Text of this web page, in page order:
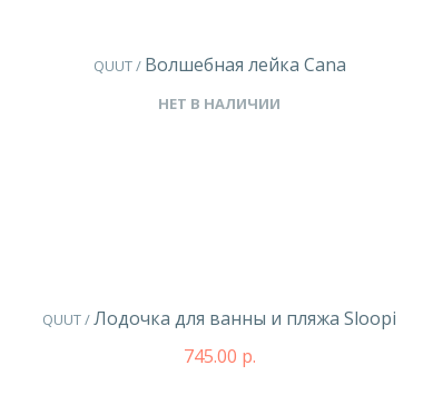
QUUT / Волшебная лейка Cana
НЕТ В НАЛИЧИИ
QUUT /Лодочка для ванны и пляжа Sloopi
745.00 р.